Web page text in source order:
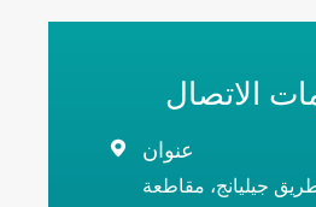

مقاطعة